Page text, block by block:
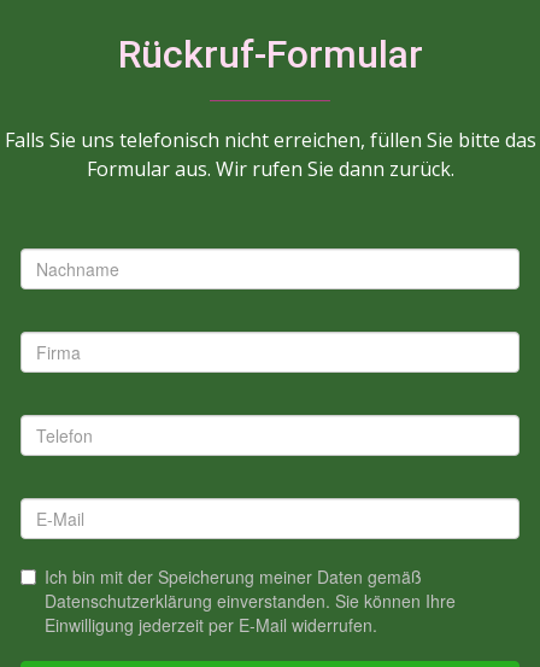
Rückruf-Formular
Falls Sie uns telefonisch nicht erreichen, füllen Sie bitte das
Formular aus. Wir rufen Sie dann zurück.